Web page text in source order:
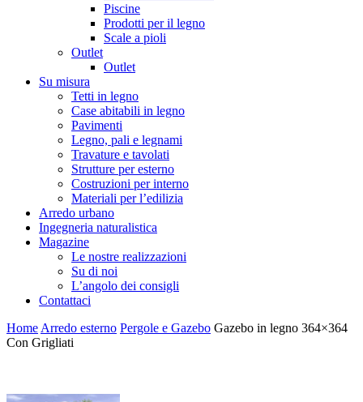
Piscine
Prodotti per il legno
Scale a pioli
Outlet
Outlet
Su misura
Tetti in legno
Case abitabili in legno
Pavimenti
Legno, pali e legnami
Travature e tavolati
Strutture per esterno
Costruzioni per interno
Materiali per l’edilizia
Arredo urbano
Ingegneria naturalistica
Magazine
Le nostre realizzazioni
Su di noi
L’angolo dei consigli
Contattaci
Home Arredo esterno Pergole e Gazebo Gazebo in legno 364×364
Con Grigliati